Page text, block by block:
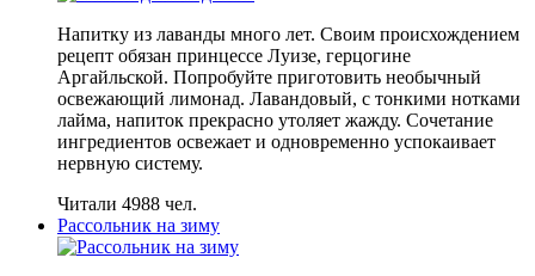
Напитку из лаванды много лет. Своим происхождением
рецепт обязан принцессе Луизе, герцогине
Аргайльской. Попробуйте приготовить необычный
освежающий лимонад. Лавандовый, с тонкими нотками
лайма, напиток прекрасно утоляет жажду. Сочетание
ингредиентов освежает и одновременно успокаивает
нервную систему.
Читали 4988 чел.
Рассольник на зиму